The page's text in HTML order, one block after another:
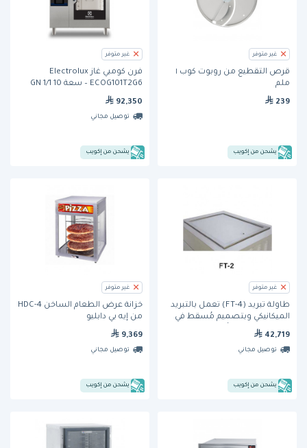
غير متوفر
قرص التقطيع من روبوت كوب ١
ملم
239
يشحن من إكويب
غير متوفر
فرن كومبي غاز Electrolux
ECOG101T2G6 – سعة 10 GN 1/1
92,350
توصيل مجاني
يشحن من إكويب
غير متوفر
طاولة تبريد (FT-4) تعمل بالتبريد
الميكانيكي وبتصميم مُسقط في
السطح وتسع 4 أوعية من ويلز
42,719
توصيل مجاني
يشحن من إكويب
غير متوفر
خزانة عرض الطعام الساخن HDC-4
من إيه بي دابليو
9,369
توصيل مجاني
يشحن من إكويب